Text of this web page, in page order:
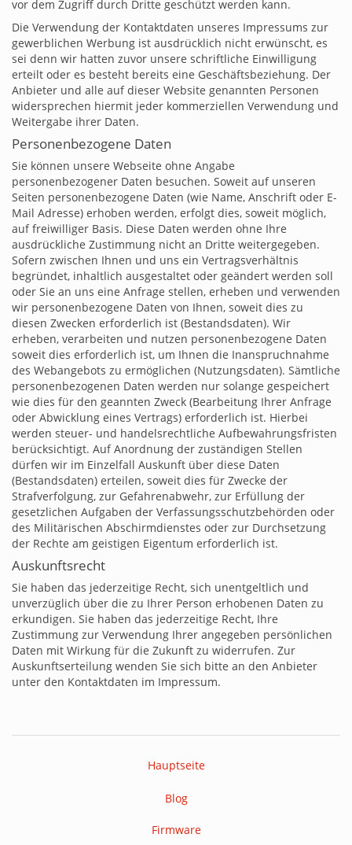
vor dem Zugriff durch Dritte geschützt werden kann.
Die Verwendung der Kontaktdaten unseres Impressums zur
gewerblichen Werbung ist ausdrücklich nicht erwünscht, es
sei denn wir hatten zuvor unsere schriftliche Einwilligung
erteilt oder es besteht bereits eine Geschäftsbeziehung. Der
Anbieter und alle auf dieser Website genannten Personen
widersprechen hiermit jeder kommerziellen Verwendung und
Weitergabe ihrer Daten.
Personenbezogene Daten
Sie können unsere Webseite ohne Angabe
personenbezogener Daten besuchen. Soweit auf unseren
Seiten personenbezogene Daten (wie Name, Anschrift oder E-
Mail Adresse) erhoben werden, erfolgt dies, soweit möglich,
auf freiwilliger Basis. Diese Daten werden ohne Ihre
ausdrückliche Zustimmung nicht an Dritte weitergegeben.
Sofern zwischen Ihnen und uns ein Vertragsverhältnis
begründet, inhaltlich ausgestaltet oder geändert werden soll
oder Sie an uns eine Anfrage stellen, erheben und verwenden
wir personenbezogene Daten von Ihnen, soweit dies zu
diesen Zwecken erforderlich ist (Bestandsdaten). Wir
erheben, verarbeiten und nutzen personenbezogene Daten
soweit dies erforderlich ist, um Ihnen die Inanspruchnahme
des Webangebots zu ermöglichen (Nutzungsdaten). Sämtliche
personenbezogenen Daten werden nur solange gespeichert
wie dies für den geannten Zweck (Bearbeitung Ihrer Anfrage
oder Abwicklung eines Vertrags) erforderlich ist. Hierbei
werden steuer- und handelsrechtliche Aufbewahrungsfristen
berücksichtigt. Auf Anordnung der zuständigen Stellen
dürfen wir im Einzelfall Auskunft über diese Daten
(Bestandsdaten) erteilen, soweit dies für Zwecke der
Strafverfolgung, zur Gefahrenabwehr, zur Erfüllung der
gesetzlichen Aufgaben der Verfassungsschutzbehörden oder
des Militärischen Abschirmdienstes oder zur Durchsetzung
der Rechte am geistigen Eigentum erforderlich ist.
Auskunftsrecht
Sie haben das jederzeitige Recht, sich unentgeltlich und
unverzüglich über die zu Ihrer Person erhobenen Daten zu
erkundigen. Sie haben das jederzeitige Recht, Ihre
Zustimmung zur Verwendung Ihrer angegeben persönlichen
Daten mit Wirkung für die Zukunft zu widerrufen. Zur
Auskunftserteilung wenden Sie sich bitte an den Anbieter
unter den Kontaktdaten im Impressum.
Hauptseite
Blog
Firmware